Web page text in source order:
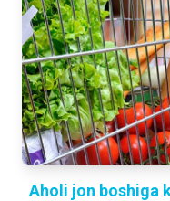
Aholi jon boshiga